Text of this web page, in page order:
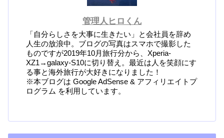
管理人ヒロくん
「自分らしさを大事に生きたい」と会社員を辞め
人生の放浪中。ブログの写真はスマホで撮影した
ものですが2019年10月旅行分から、Xperia-
XZ1→galaxy-S10に切り替え。最近は人を笑顔にす
る事と海外旅行が大好きになりました！
※本ブログは Google AdSense & アフィリエイトプ
ログラム を利用しています。